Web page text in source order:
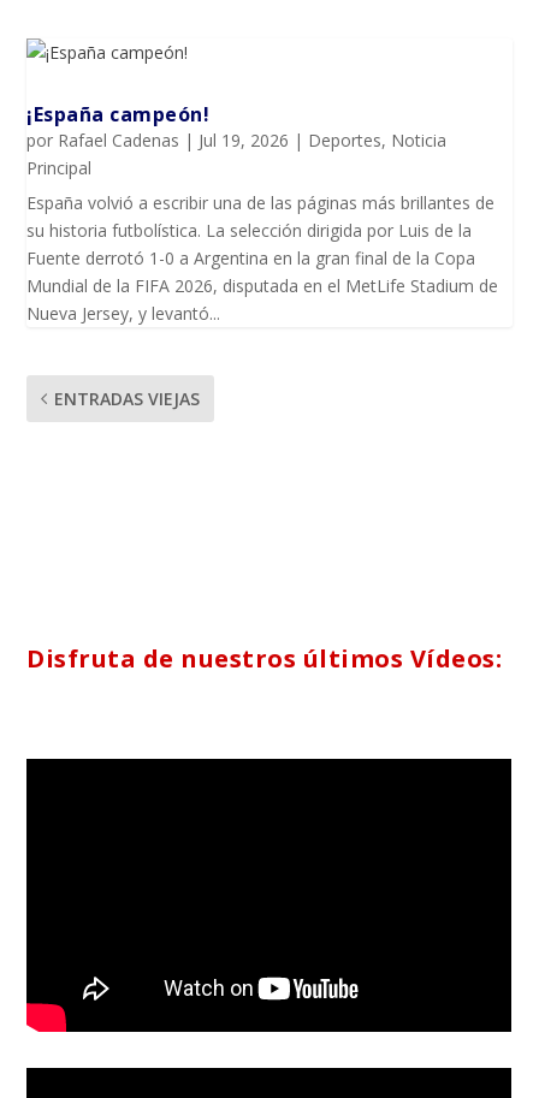
¡España campeón!
por Rafael Cadenas | Jul 19, 2026 | Deportes, Noticia
Principal
España volvió a escribir una de las páginas más brillantes de
su historia futbolística. La selección dirigida por Luis de la
Fuente derrotó 1-0 a Argentina en la gran final de la Copa
Mundial de la FIFA 2026, disputada en el MetLife Stadium de
Nueva Jersey, y levantó...
ENTRADAS VIEJAS
Disfruta de nuestros últimos Vídeos: